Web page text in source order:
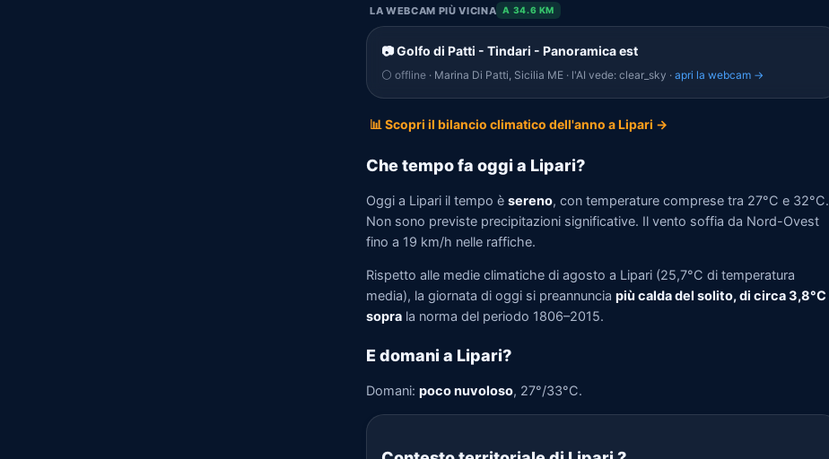
LA WEBCAM PIÙ VICINA A 34.6 KM
📷 Golfo di Patti - Tindari - Panoramica est
⚪ offline · Marina Di Patti, Sicilia ME · l'AI vede: clear_sky · apri la webcam →
📊 Scopri il bilancio climatico dell'anno a Lipari →
Che tempo fa oggi a Lipari?
Oggi a Lipari il tempo è sereno, con temperature comprese tra 27°C e 32°C.
Non sono previste precipitazioni significative. Il vento soffia da Nord-Ovest
fino a 19 km/h nelle raffiche.
Rispetto alle medie climatiche di agosto a Lipari (25,7°C di temperatura
media), la giornata di oggi si preannuncia più calda del solito, di circa 3,8°C
sopra la norma del periodo 1806–2015.
E domani a Lipari?
Domani: poco nuvoloso, 27°/33°C.